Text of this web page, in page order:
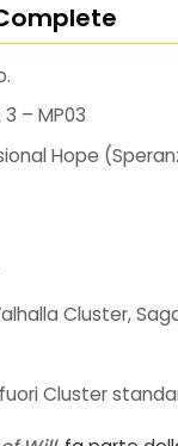
– MP03
Hope
Cluster,
Cluster